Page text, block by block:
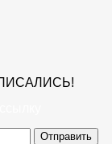
Отправить